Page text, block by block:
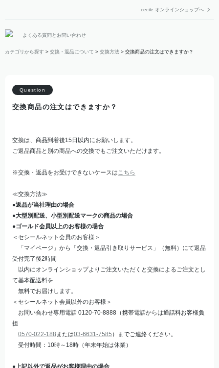
cecile オンラインショップへ
よくある質問とお問い合わせ
カテゴリから探す > 交換・返品について > 交換方法 > 交換商品の注文はできますか？
交換商品の注文はできますか？
交換は、商品到着後15日以内にお願いします。
ご返品商品と別の商品への交換でもご注文いただけます。
※交換・返品をお受けできないケースはこちら
≪交換方法≫
●返品が当社理由の場合
●大型別配送、小型別配送マークの商品の場合
●ゴールド会員以上のお客様の場合
＜セシールネット会員のお客様＞
「マイページ」から「交換・返品引き取りサービス」（無料）にて返品
受付完了後2時間
以内にオンラインショップよりご注文いただくと交換によるご注文とし
て基本配送料を
無料でお届けします。
＜セシールネット会員以外のお客様＞
お問い合わせ専用電話 0120-70-8888（携帯電話からは通話料お客様負
担
0570-022-188 または03-6631-7585 ）までご連絡ください。
受付時間：10時～18時（年末年始は休業）
●上記以外で返品がお客様理由の場合